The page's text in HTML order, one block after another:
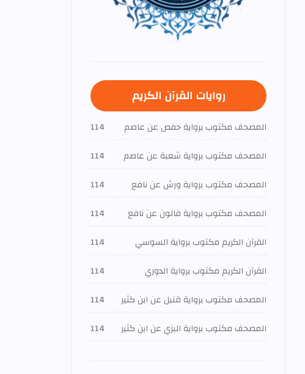
روايات القرآن الكريم
المصحف مكتوب برواية حفص عن عاصم
114
المصحف مكتوب برواية شعبة عن عاصم
114
المصحف مكتوب برواية ورش عن نافع
114
المصحف مكتوب برواية قالون عن نافع
114
القرآن الكريم مكتوب برواية السوسي
114
القرآن الكريم مكتوب برواية الدوري
114
المصحف مكتوب برواية قنبل عن ابن كثير
114
المصحف مكتوب برواية البزي عن ابن كثير
114